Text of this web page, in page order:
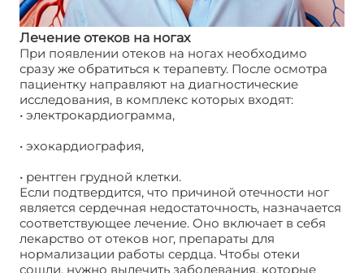
Лечение отеков на ногах
При появлении отеков на ногах необходимо
сразу же обратиться к терапевту. После осмотра
пациентку направляют на диагностические
исследования, в комплекс которых входят:
• электрокардиограмма,
• эхокардиография,
• рентген грудной клетки.
Если подтвердится, что причиной отечности ног
является сердечная недостаточность, назначается
соответствующее лечение. Оно включает в себя
лекарство от отеков ног, препараты для
нормализации работы сердца. Чтобы отеки
сошли, нужно вылечить заболевания, которые